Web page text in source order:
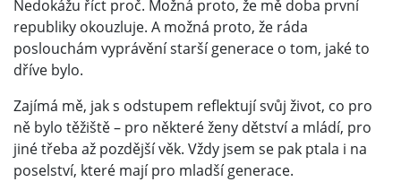
Nedokážu říct proč. Možná proto, že mě doba první
republiky okouzluje. A možná proto, že ráda
poslouchám vyprávění starší generace o tom, jaké to
dříve bylo.
Zajímá mě, jak s odstupem reflektují svůj život, co pro
ně bylo těžiště – pro některé ženy dětství a mládí, pro
jiné třeba až pozdější věk. Vždy jsem se pak ptala i na
poselství, které mají pro mladší generace.